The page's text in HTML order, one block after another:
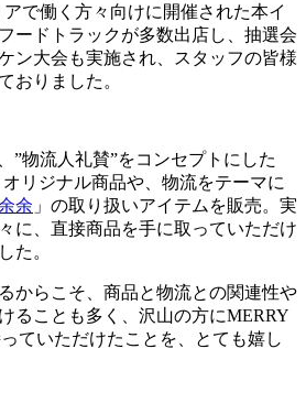
で働く方々向けに開催された本イ
ードトラックが多数出店し、抽選会
ン大会も実施され、スタッフの皆様
おりました。
”物流人礼賛”をコンセプトにした
リジナル商品や、物流をテーマに
余 」の取り扱いアイテムを販売。実
に、直接商品を手に取っていただけ
た。
からこそ、商品と物流との関連性や
ることも多く、沢山の方にMERRY
ていただけたことを、とても嬉し